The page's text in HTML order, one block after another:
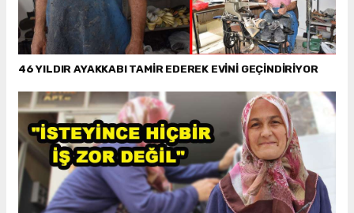
46 YILDIR AYAKKABI TAMİR EDEREK EVİNİ GEÇİNDİRİYOR